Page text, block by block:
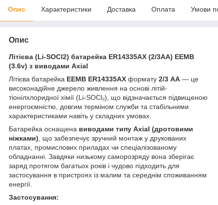
Опис Характеристики Доставка Оплата Умови
Опис
Літієва (Li-SOCl2) батарейка ER14335AX (2/3AA) EEMB
(3.6v) з виводами Axial
Літієва батарейка EEMB ER14335AX формату 2/3 AA — це
високонадійне джерело живлення на основі літій-
тіонілхлоридної хімії (Li-SOCl₂), що відзначається підвищеною
енергоємністю, довгим терміном служби та стабільними
характеристиками навіть у складних умовах.
Батарейка оснащена виводами типу Axial (дротовими
ніжками) , що забезпечує зручний монтаж у друкованих
платах, промислових приладах чи спеціалізованому
обладнанні. Завдяки низькому саморозряду вона зберігає
заряд протягом багатьох років і чудово підходить для
застосування в пристроях із малим та середнім споживанням
енергії.
Застосування: